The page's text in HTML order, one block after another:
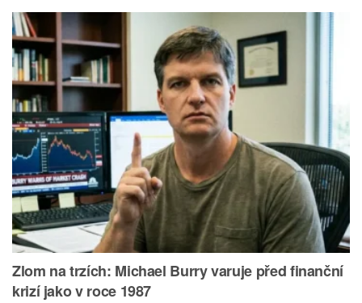
Zlom na trzích: Michael Burry varuje před finanční
krizí jako v roce 1987